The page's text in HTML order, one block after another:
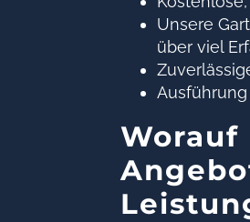
Unsere
über viel
Ausführung
Worauf